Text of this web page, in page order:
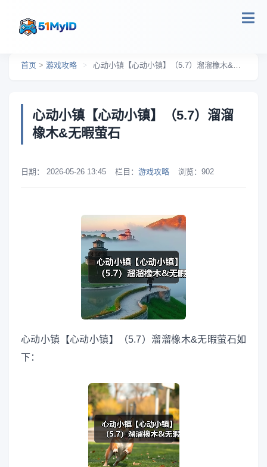
首页 > 游戏攻略 > 心动小镇【心动小镇】（5.7）溜溜橡木&无暇萤石
心动小镇【心动小镇】（5.7）溜溜
橡木&无暇萤石
日期： 2026-05-26 13:45 栏目： 游戏攻略 浏览： 902
心动小镇【心动小镇】（5.7）溜溜橡木&无暇萤石如
下：